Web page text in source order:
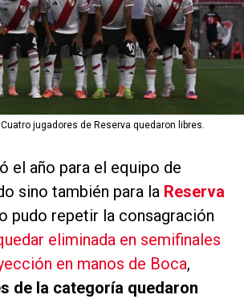
Cuatro jugadores de Reserva quedaron libres.
el año para el equipo de
sino también para la Reserva
pudo repetir la consagración
eliminada en semifinales
en manos de Boca,
de la categoría quedaron